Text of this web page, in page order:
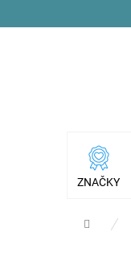
ZNAČKY
Domov